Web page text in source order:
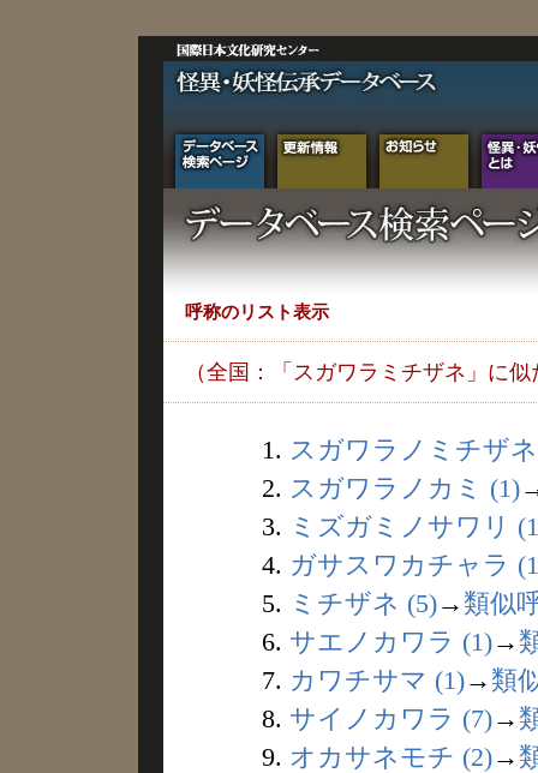
呼称のリスト表示
（全国：「スガワラミチザネ」に
1. スガワラノミチザ
2. スガワラノカミ (1)
3. ミズガミノサワリ
4. ガサスワカチャラ
5. ミチザネ (5)→ 類似
6. サエノカワラ (1)→
7. カワチサマ (1)→ 類
8. サイノカワラ (7)→
9. オカサネモチ (2)→